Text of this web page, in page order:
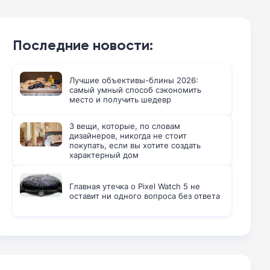
Последние новости:
Лучшие объективы-блины 2026:
самый умный способ сэкономить
место и получить шедевр
3 вещи, которые, по словам
дизайнеров, никогда не стоит
покупать, если вы хотите создать
характерный дом
Главная утечка о Pixel Watch 5 не
оставит ни одного вопроса без ответа